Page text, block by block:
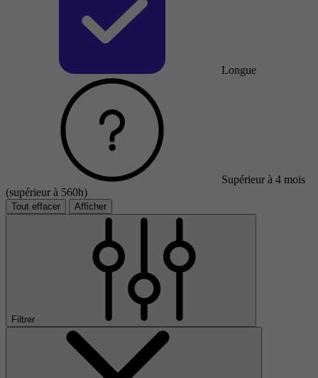
Longue
Supérieur à 4 mois
(supérieur à 560h)
Tout effacer Afficher
Filtrer